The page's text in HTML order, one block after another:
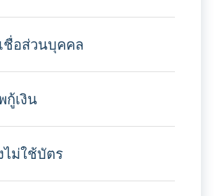
ชื่อส่วนบุคคล
กู้เงิน
ม่ใช้บัตร